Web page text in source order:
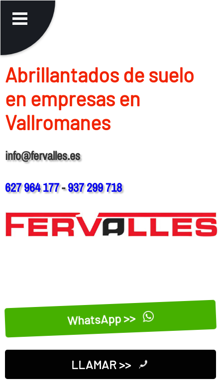
Abrillantados de suelo
en empresas en
Vallromanes
info@fervalles.es
627 964 177-937 299 718
WhatsApp >>
LLAMAR >>